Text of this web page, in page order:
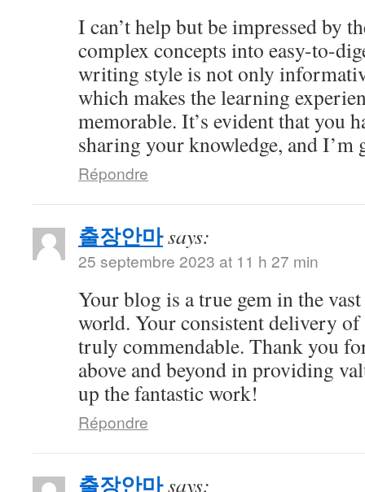
I can’t help but be impressed by
complex concepts into easy-to-
writing style is not only
which makes the learning
memorable. It’s evident that you
sharing your knowledge, and I’m
Répondre
출장안마says:
25 septembre 2023 at 11 h 27 min
Your blog is a true gem in the
world. Your consistent delivery
truly commendable. Thank you
above and beyond in providing
up the fantastic work!
Répondre
출장안마says: